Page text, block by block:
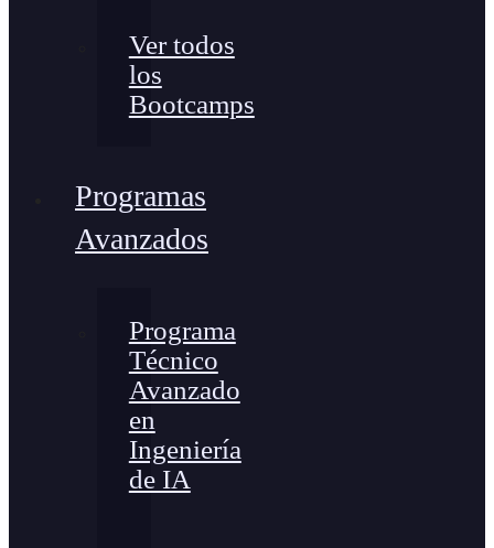
Ver todos
los
Bootcamps
Programas
Avanzados
Programa
Técnico
Avanzado
en
Ingeniería
de IA